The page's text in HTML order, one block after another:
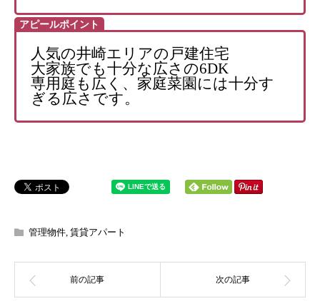
アピールポイント
人気の井崎エリアの戸建住宅
大家族でも十分な広さの6DK
専用庭も広く、家庭菜園には十分す
ぎる広さです。
管理物件 賃貸アパート